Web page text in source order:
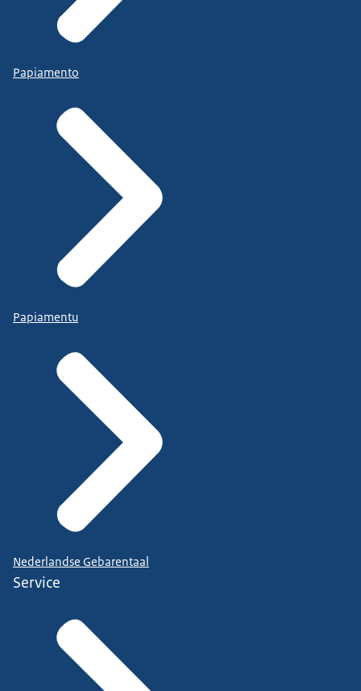
Papiamento
Papiamentu
Nederlandse Gebarentaal
Service